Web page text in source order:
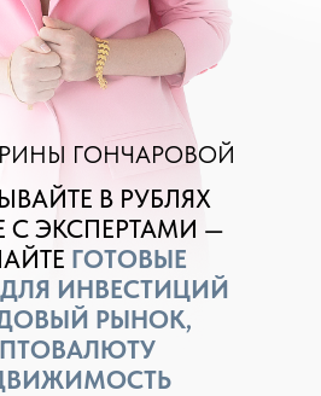
В РУБЛЯХ
С ЭКСПЕРТАМИ —
ГОТОВЫЕ
ИНВЕСТИЦИЙ
РЫНОК,
ГОНЧАРОВОЙ